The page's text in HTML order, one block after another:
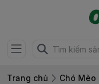
Trang chủ Chó Mèo